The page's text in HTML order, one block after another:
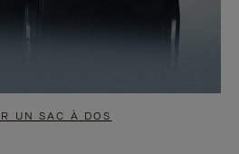
UN SAC À DOS